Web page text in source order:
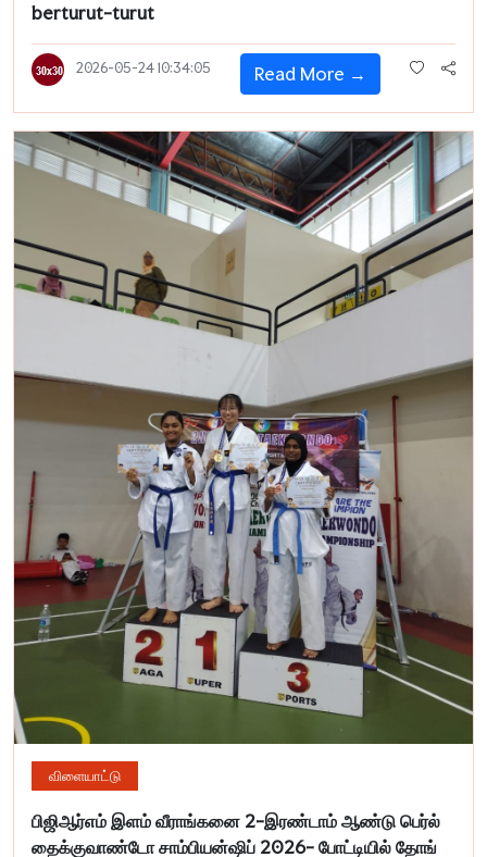
berturut-turut
2026-05-24 10:34:05 Read More →
விளையாட்டு
பிஜிஆர்எம் இளம் வீராங்கனை 2-இரண்டாம் ஆண்டு பெர்ல்
தைக்குவாண்டோ சாம்பியன்ஷிப் 2026- போட்டியில் தோங்